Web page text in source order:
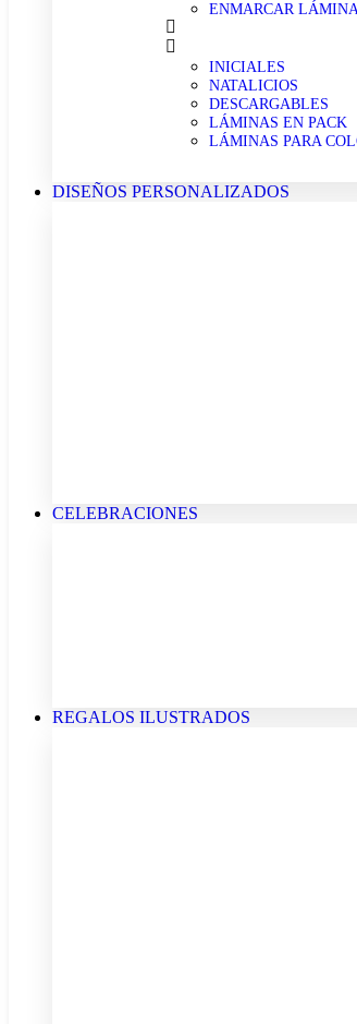
ENMARCAR
INICIALES
NATALICIOS
DESCARGABLES
LÁMINAS EN PACK
LÁMINAS PARA
DISEÑOS PERSONALIZADOS
CELEBRACIONES
REGALOS ILUSTRADOS